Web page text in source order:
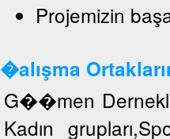
Projemizin
�alışma
G��men
Kadın